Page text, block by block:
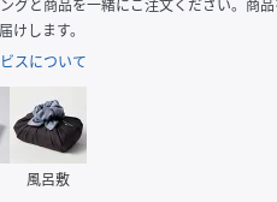
/ FRE
グと商品を一緒にご注文ください。商
けします。
スについて
風呂敷